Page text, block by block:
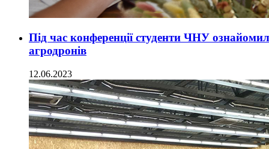
Під час конференції студенти ЧНУ
агродронів
12.06.2023